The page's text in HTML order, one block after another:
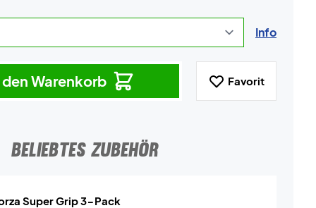
Info
den Warenkorb Favorit
BELIEBTES ZUBEHÖR
Super Grip 3-Pack